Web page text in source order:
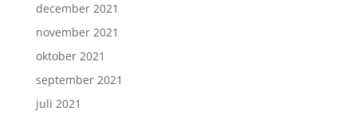
december 2021
november 2021
oktober 2021
september 2021
juli 2021